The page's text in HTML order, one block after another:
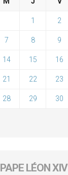
1 2
7 8 9
14 15 16
21 22 23
28 29 30
PAPE LÉON XIV